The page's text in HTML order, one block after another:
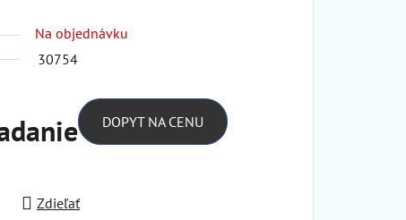
Na objednávku
30754
DOPYT NA CENU
Zdieľať